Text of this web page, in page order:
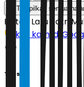
Tampilkan semua
Editor: Latu Ratri
Ikuti kami di
Tags